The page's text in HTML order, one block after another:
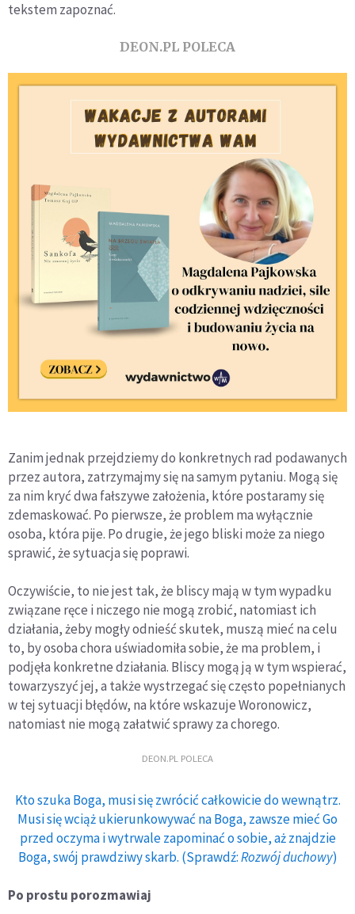
tekstem zapoznać.
DEON.PL POLECA
Zanim jednak przejdziemy do konkretnych rad podawanych
przez autora, zatrzymajmy się na samym pytaniu. Mogą się
za nim kryć dwa fałszywe założenia, które postaramy się
zdemaskować. Po pierwsze, że problem ma wyłącznie
osoba, która pije. Po drugie, że jego bliski może za niego
sprawić, że sytuacja się poprawi.
Oczywiście, to nie jest tak, że bliscy mają w tym wypadku
związane ręce i niczego nie mogą zrobić, natomiast ich
działania, żeby mogły odnieść skutek, muszą mieć na celu
to, by osoba chora uświadomiła sobie, że ma problem, i
podjęła konkretne działania. Bliscy mogą ją w tym wspierać,
towarzyszyć jej, a także wystrzegać się często popełnianych
w tej sytuacji błędów, na które wskazuje Woronowicz,
natomiast nie mogą załatwić sprawy za chorego.
DEON.PL POLECA
Kto szuka Boga, musi się zwrócić całkowicie do wewnątrz.
Musi się wciąż ukierunkowywać na Boga, zawsze mieć Go
przed oczyma i wytrwale zapominać o sobie, aż znajdzie
Boga, swój prawdziwy skarb. (Sprawdź:Rozwój duchowy)
Po prostu porozmawiaj